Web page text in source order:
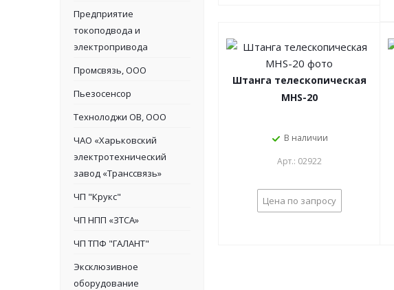
Предприятие
токоподвода и
электропривода
Промсвязь, ООО
Пьезосенсор
Технолоджи ОВ, ООО
ЧАО «Харьковский
электротехнический
завод «Транссвязь»
ЧП "Крукс"
ЧП НПП «ЗТСА»
ЧП ТПФ "ГАЛАНТ"
Эксклюзивное
оборудование
Штанга телескопическая
MHS-20
В наличии
Арт.: 02922
Цена по запросу